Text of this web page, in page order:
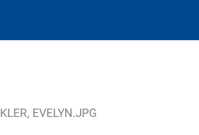
EVELYN.JPG